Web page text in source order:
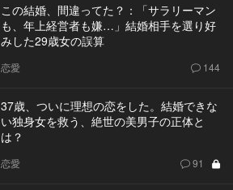
この結婚、間違ってた？：「サラリーマン
も、年上経営者も嫌…」結婚相手を選り好
みした29歳女の誤算
恋愛 144
37歳、ついに理想の恋をした。結婚できな
い独身女を救う、絶世の美男子の正体と
は？
恋愛 91